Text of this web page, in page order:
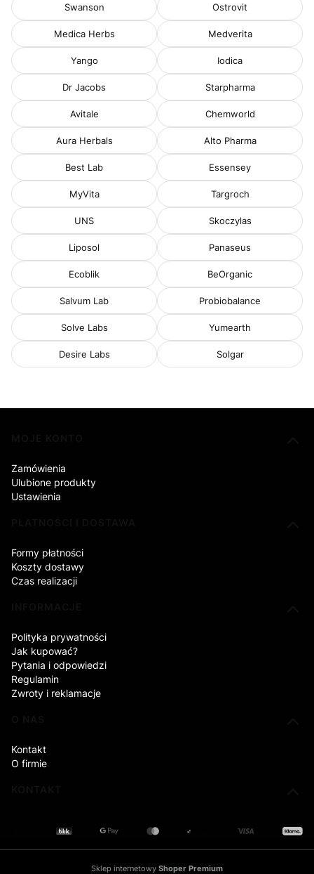
Swanson Ostrovit
Medica Herbs Medverita
Yango Iodica
Dr Jacobs Starpharma
Avitale Chemworld
Aura Herbals Alto Pharma
Best Lab Essensey
MyVita Targroch
UNS Skoczylas
Liposol Panaseus
Ecoblik BeOrganic
Salvum Lab Probiobalance
Solve Labs Yumearth
Desire Labs Solgar
Zamówienia
Ulubione produkty
Ustawienia
Formy płatności
Koszty dostawy
Czas realizacji
Polityka prywatności
Jak kupować?
Pytania i odpowiedzi
Regulamin
Zwroty i reklamacje
Kontakt
O firmie
Sklep internetowy Shoper Premium